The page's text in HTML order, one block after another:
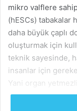
mikro valflere
(hESCs) tabakalar
daha büyük çaplı
oluşturmak için
teknik sayesinde,
insanlar için
Yani organ
yeni organlara
devam